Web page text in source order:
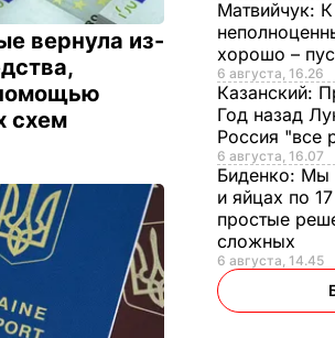
вернула из-
схем
Матвийчук:
хорошо –
6 августа, 16.26
Казанский:
Год назад
Россия "все
6 августа, 16.07
Биденко: Мы
и яйцах по
простые
сложных
6 августа, 14.45